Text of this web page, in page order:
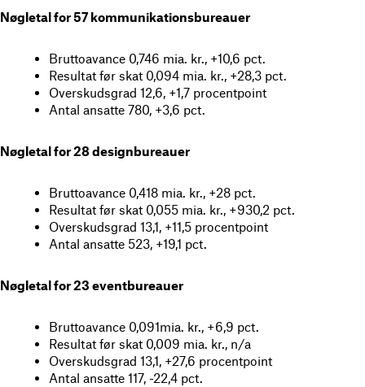
Nøgletal for 57 kommunikationsbureauer
Bruttoavance 0,746 mia. kr., +10,6 pct.
Resultat før skat 0,094 mia. kr., +28,3 pct.
Overskudsgrad 12,6, +1,7 procentpoint
Antal ansatte 780, +3,6 pct.
Nøgletal for 28 designbureauer
Bruttoavance 0,418 mia. kr., +28 pct.
Resultat før skat 0,055 mia. kr., +930,2 pct.
Overskudsgrad 13,1, +11,5 procentpoint
Antal ansatte 523, +19,1 pct.
Nøgletal for 23 eventbureauer
Bruttoavance 0,091mia. kr., +6,9 pct.
Resultat før skat 0,009 mia. kr., n/a
Overskudsgrad 13,1, +27,6 procentpoint
Antal ansatte 117, -22,4 pct.